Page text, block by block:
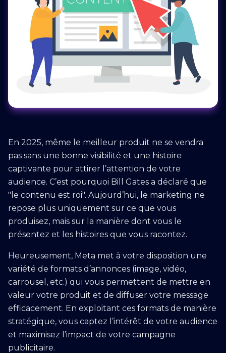
En 2025, même le meilleur produit ne se vendra
pas sans une bonne visibilité et une histoire
captivante pour attirer l’attention de votre
audience. C’est pourquoi Bill Gates a déclaré que
"le contenu est roi". Aujourd’hui, le marketing ne
repose plus uniquement sur ce que vous
produisez, mais sur la manière dont vous le
présentez et les histoires que vous racontez.
Heureusement, Meta met à votre disposition une
variété de formats d’annonces (image, vidéo,
carrousel, etc.) qui vous permettent de mettre en
valeur votre produit et de diffuser votre message
efficacement. En exploitant ces formats de manière
stratégique, vous captez l’intérêt de votre audience
et maximisez l’impact de votre campagne
publicitaire.